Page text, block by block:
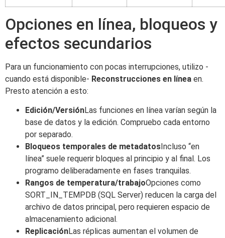
Opciones en línea, bloqueos y
efectos secundarios
Para un funcionamiento con pocas interrupciones, utilizo -
cuando está disponible- Reconstrucciones en línea en.
Presto atención a esto:
Edición/VersiónLas funciones en línea varían según la
base de datos y la edición. Compruebo cada entorno
por separado.
Bloqueos temporales de metadatos Incluso “en
línea” suele requerir bloques al principio y al final. Los
programo deliberadamente en fases tranquilas.
Rangos de temperatura/trabajoOpciones como
SORT_IN_TEMPDB (SQL Server) reducen la carga del
archivo de datos principal, pero requieren espacio de
almacenamiento adicional.
ReplicaciónLas réplicas aumentan el volumen de